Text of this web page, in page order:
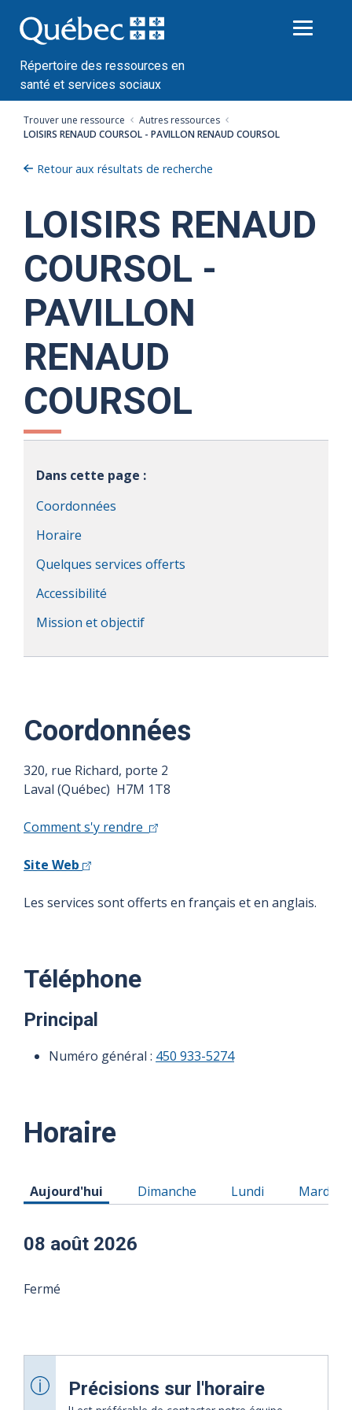
au
contenu
Répertoire des ressources en
santé et services sociaux
Trouver une ressource
Autres ressources
LOISIRS RENAUD COURSOL - PAVILLON RENAUD COURSOL
Retour aux résultats de recherche
LOISIRS RENAUD
COURSOL -
PAVILLON
RENAUD
COURSOL
Dans cette page :
Coordonnées
Horaire
Quelques services offerts
Accessibilité
Mission et objectif
Coordonnées
320, rue Richard, porte 2
Laval (Québec) H7M 1T8
Comment s'y rendre
Site Web
Les services sont offerts en français et en anglais.
Téléphone
Principal
Numéro général : 450 933-5274
Horaire
Horaire du Samedi 08 août 2026
Aujourd'hui Horaire du Dimanche 09 août 2026
Dimanche Horaire du Lundi 10
Lundi Horaire
Mardi
08 août 2026
Fermé
Précisions sur l'horaire